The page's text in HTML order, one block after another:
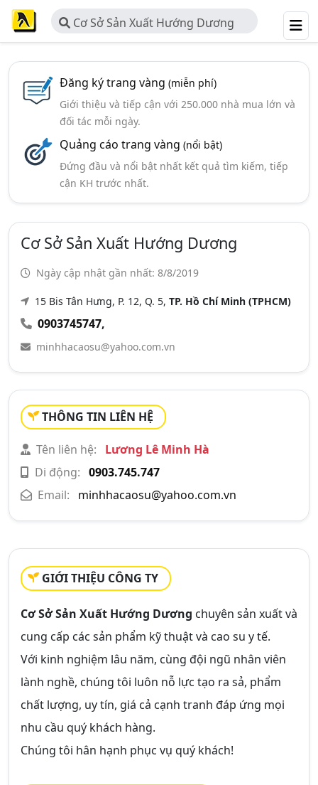
Cơ Sở Sản Xuất Hướng Dương
Đăng ký trang vàng (miễn phí)
Giới thiệu và tiếp cận với 250.000 nhà mua lớn và
đối tác mỗi ngày.
Quảng cáo trang vàng (nổi bật)
Đứng đầu và nổi bật nhất kết quả tìm kiếm, tiếp
cận KH trước nhất.
Cơ Sở Sản Xuất Hướng Dương
Ngày cập nhật gần nhất: 8/8/2019
15 Bis Tân Hưng, P. 12, Q. 5, TP. Hồ Chí Minh (TPHCM)
0903745747,
minhhacaosu@yahoo.com.vn
THÔNG TIN LIÊN HỆ
Tên liên hệ:
Lương Lê Minh Hà
Di động: 0903.745.747
Email:
minhhacaosu@yahoo.com.vn
GIỚI THIỆU CÔNG TY
Cơ Sở Sản Xuất Hướng Dương chuyên sản xuất và
cung cấp các sản phẩm kỹ thuật và cao su y tế.
Với kinh nghiệm lâu năm, cùng đội ngũ nhân viên
lành nghề, chúng tôi luôn nỗ lực tạo ra sả, phẩm
chất lượng, uy tín, giá cả cạnh tranh đáp ứng mọi
nhu cầu quý khách hàng.
Chúng tôi hân hạnh phục vụ quý khách!